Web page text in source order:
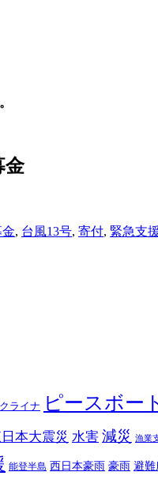
金
, 台風13号, 寄付, 緊急支
ライナ ピースボー
本大震災 水害 減災 漁業
能登半島 西日本豪雨 豪雨 避難